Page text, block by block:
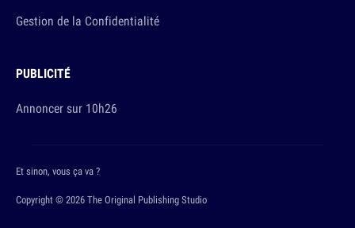
Gestion de la Confidentialité
PUBLICITÉ
Annoncer sur 10h26
Copyright © 2026 The Original Publishing Studio
Et sinon, vous ça va ?